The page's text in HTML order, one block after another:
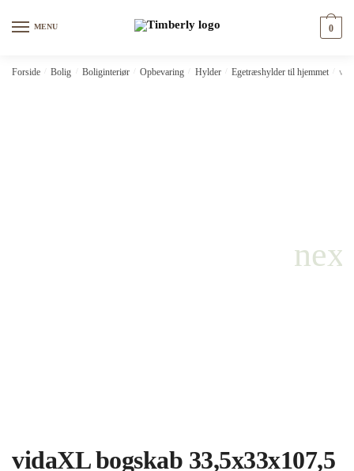
MENU 0
Forside Bolig Boliginteriør Opbevaring Hylder Egetræshylder til hjemmet
vidaXL bogskab 33,5x33x107,5